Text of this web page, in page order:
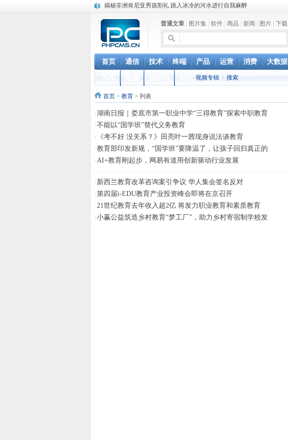
揭秘非洲肯尼亚男孩割礼 跳入冰冷的河水进行自我麻醉
猪到寺院跪拜“祈福”真相 “二师兄”你该起来了
菲律宾的蟒蛇按摩：让4条巨蟒在你身上游走
英国妖娆哥街头跳甩臀舞 根本停不下来
iOS 12.2 重磅功能更新，支持电信 Volte 和查询保修
联通正式确认VoLTE商用时间，移动电信很无奈，网友：资费还
台湾中华电信停售新机对华为开出第一枪 国台办回应
联通电信要合并？中国电信董事长回应：是误解
女人最敏感的部位在哪里？ 最喜欢用什么样的方式去刺激
普通文章 图片集 软件 商品 新闻 图片 下载
首页 通信 技术 终端 产品 运营 消费 大数据
视频专辑 搜索
首页 > 教育 > 列表
·湖南日报｜娄底市第一职业中学“三得教育”探索中职教育
·不能以“国学班”替代义务教育
· 《考不好 没关系？》田亮叶一茜现身说法谈教育
·教育部印发新规，“国学班”要降温了，让孩子回归真正的
·AI+教育刚起步，网易有道用创新驱动行业发展
· 新西兰教育改革咨询案引争议 华人集会签名反对
·第四届i-EDU教育产业投资峰会即将在京召开
·21世纪教育去年收入超2亿 将发力职业教育和素质教育
·小赢公益筑造乡村教育“梦工厂”，助力乡村寄宿制学校发